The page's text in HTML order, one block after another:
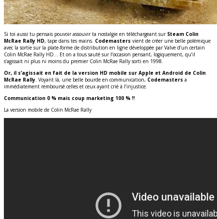
Si toi aussi tu pensais pouvoir assouvir ta nostalgie en téléchargeant sur Steam Colin
McRae Rally HD, tape dans tes mains. Codemasters vient de créer une belle polémique
avec la sortie sur la plate-forme de distribution en ligne développée par Valve d’un certain
Colin McRae Rally HD… Et on a tous sauté sur l’occasion pensant, logiquement, qu’il
s’agissait ni plus ni moins du premier Colin McRae Rally sorti en 1998.
Or, il s’agissait en fait de la version HD mobile sur Apple et Android de Colin
McRae Rally. Voyant là, une belle bourde en communication, Codemasters a
immédiatement remboursé celles et ceux ayant crié à l’injustice.
Communication 0 % mais coup marketing 100 % !!
La version mobile de Colin McRae Rally